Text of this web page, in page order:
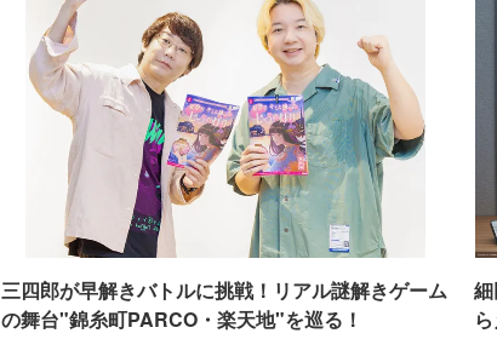
三四郎が早解きバトルに挑戦！リアル謎解きゲーム
の舞台"錦糸町PARCO・楽天地"を巡る！